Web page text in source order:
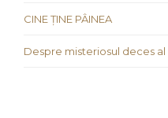
CINE ȚINE PÂINEA
Despre misteriosul deces